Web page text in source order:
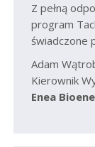
Z pełną
program
świadczone
Adam
Kierownik
Enea